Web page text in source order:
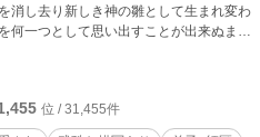
消し去り新しき神の雛として生まれ変わ
何一つとして思い出すことが出来ぬまま
全てのものの父にして母である貴き存
が、響いた。神となるモノ以外存在し
」声はやがて闇の中で姿を作りフェル
、先生、逃がしはしません」その筋張
などしないと、言外にも告げているよ
位 / 31,455件